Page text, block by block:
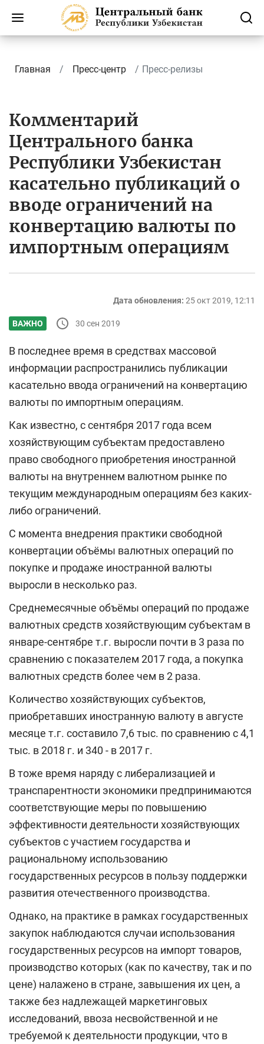
Главная Пресс-центр Пресс-релизы
Комментарий
Центрального банка
Республики Узбекистан
касательно публикаций о
вводе ограничений на
конвертацию валюты по
импортным операциям
Дата обновления: 25 окт 2019, 12:11
ВАЖНО 30 сен 2019
В последнее время в средствах массовой
информации распространились публикации
касательно ввода ограничений на конвертацию
валюты по импортным операциям.
Как известно, с сентября 2017 года всем
хозяйствующим субъектам предоставлено
право свободного приобретения иностранной
валюты на внутреннем валютном рынке по
текущим международным операциям без каких-
либо ограничений.
С момента внедрения практики свободной
конвертации объёмы валютных операций по
покупке и продаже иностранной валюты
выросли в несколько раз.
Среднемесячные объёмы операций по продаже
валютных средств хозяйствующим субъектам в
январе-сентябре т.г. выросли почти в 3 раза по
сравнению с показателем 2017 года, а покупка
валютных средств более чем в 2 раза.
Количество хозяйствующих субъектов,
приобретавших иностранную валюту в августе
месяце т.г. составило 7,6 тыс. по сравнению с 4,1
тыс. в 2018 г. и 340 - в 2017 г.
В тоже время наряду с либерализацией и
транспарентности экономики предпринимаются
соответствующие меры по повышению
эффективности деятельности хозяйствующих
субъектов с участием государства и
рациональному использованию
государственных ресурсов в пользу поддержки
развития отечественного производства.
Однако, на практике в рамках государственных
закупок наблюдаются случаи использования
государственных ресурсов на импорт товаров,
производство которых (как по качеству, так и по
цене) налажено в стране, завышения их цен, а
также без надлежащей маркетинговых
исследований, ввоза несвойственной и не
требуемой к деятельности продукции, что в